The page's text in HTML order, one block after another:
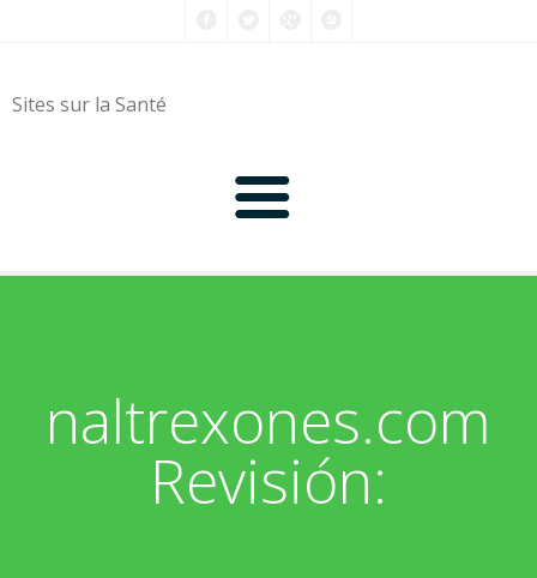
Sites sur la Santé
0-9
C
naltrexones.com
Revisión: